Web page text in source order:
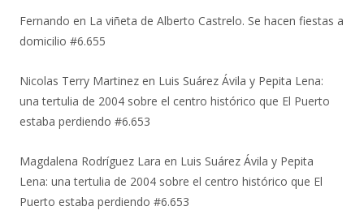
Fernando en La viñeta de Alberto Castrelo. Se hacen fiestas a
domicilio #6.655
Nicolas Terry Martinez en Luis Suárez Ávila y Pepita Lena:
una tertulia de 2004 sobre el centro histórico que El Puerto
estaba perdiendo #6.653
Magdalena Rodríguez Lara en Luis Suárez Ávila y Pepita
Lena: una tertulia de 2004 sobre el centro histórico que El
Puerto estaba perdiendo #6.653